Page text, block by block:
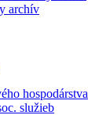
archív
hospodárstva
služieb